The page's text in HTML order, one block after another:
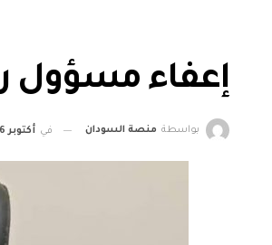
إعفاء مسؤول
بواسطة منصة السودان في أكتوبر 16, 2025